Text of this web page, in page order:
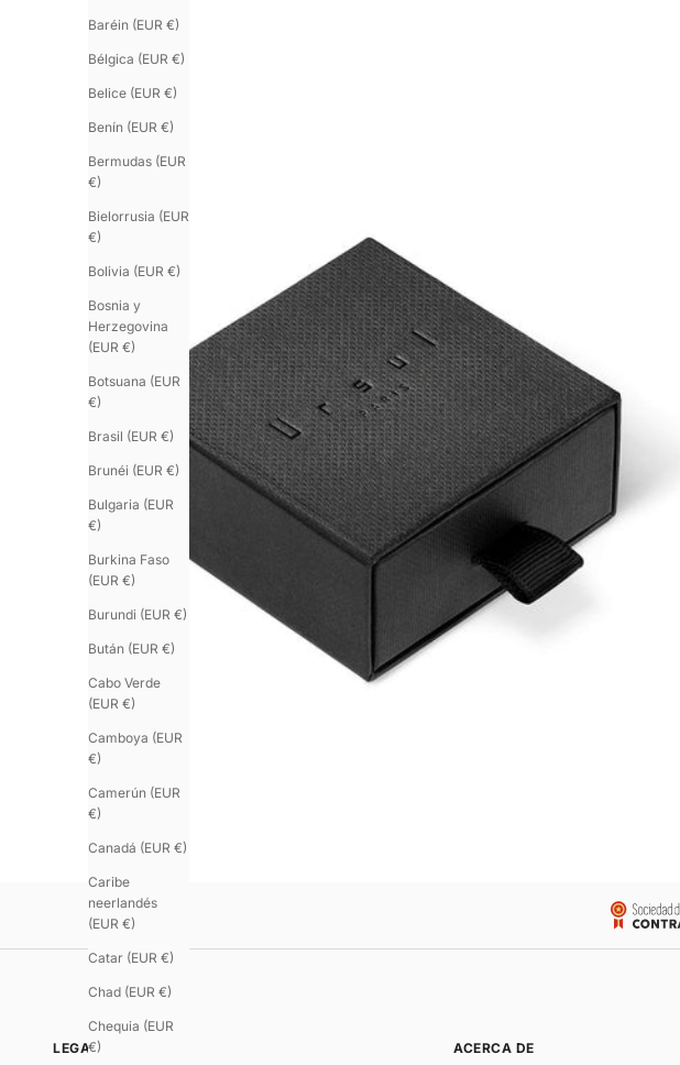
Baréin (EUR €)
Bélgica (EUR €)
Belice (EUR €)
Benín (EUR €)
Bermudas (EUR
€)
Bielorrusia (EUR
€)
Bolivia (EUR €)
Bosnia y
Herzegovina
(EUR €)
Botsuana (EUR
€)
Brasil (EUR €)
Brunéi (EUR €)
Bulgaria (EUR
€)
Burkina Faso
(EUR €)
Burundi (EUR €)
Bután (EUR €)
Cabo Verde
(EUR €)
Camboya (EUR
€)
Camerún (EUR
€)
Canadá (EUR €)
Caribe
neerlandés
(EUR €)
Catar (EUR €)
Chad (EUR €)
Chequia (EUR
€)
LEGAL ACERCA DE